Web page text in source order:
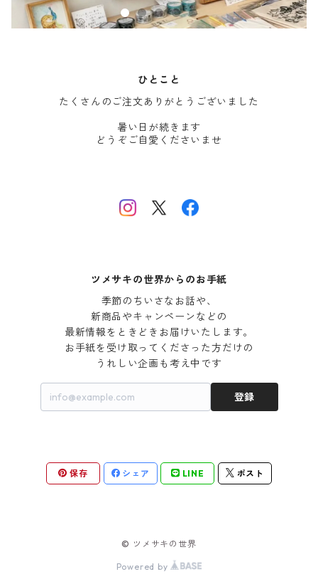
ひとこと
たくさんのご注文ありがとうございました
暑い日が続きます
どうぞご自愛くださいませ
ツメサキの世界からのお手紙
季節のちいさなお話や、
新商品やキャンペーンなどの
最新情報をときどきお届けいたします。
お手紙を受け取ってくださった方だけの
うれしい企画も考え中です
登録
保存 シェア LINE ポスト
© ツメサキの世界
Powered by